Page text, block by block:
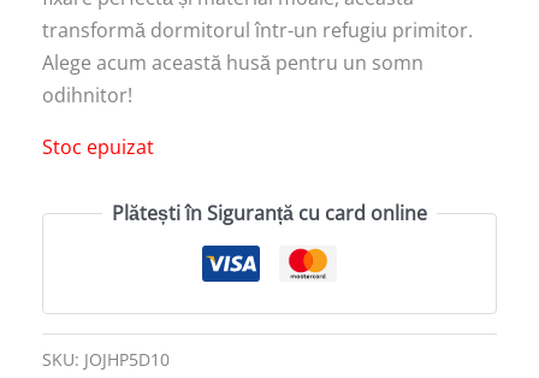
transformă dormitorul într-un refugiu primitor.
Alege acum această husă pentru un somn
odihnitor!
Stoc epuizat
Plătești în Siguranță cu card online
SKU: JOJHP5D10